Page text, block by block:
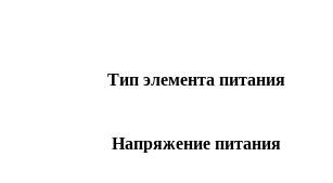
Тип элемента питания
Напряжение питания